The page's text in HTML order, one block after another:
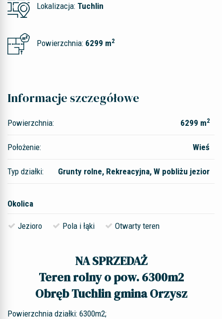
Lokalizacja: Tuchlin
Powierzchnia: 6299 m2
Informacje szczegółowe
Powierzchnia: 6299 m2
Położenie: Wieś
Typ działki: Grunty rolne, Rekreacyjna, W pobliżu jezior
Okolica
Jezioro Pola i łąki Otwarty teren
NA SPRZEDAŻ
Teren rolny o pow. 6300m2
Obręb Tuchlin gmina Orzysz
Powierzchnia działki: 6300m2;